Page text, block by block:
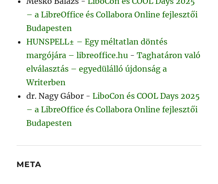
– a LibreOffice és Collabora Online fejlesztői
Budapesten
HUNSPELL± – Egy méltatlan döntés
margójára – libreoffice.hu -Taghatáron való
elválasztás – egyedülálló újdonság a
Writerben
dr. Nagy Gábor -LiboCon és COOL Days 2025
– a LibreOffice és Collabora Online fejlesztői
Budapesten
META